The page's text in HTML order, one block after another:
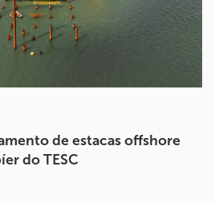
de estacas offshore
do TESC